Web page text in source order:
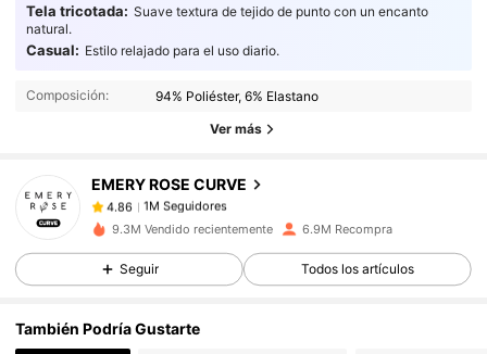
Tela tricotada: Suave textura de tejido de punto con un encanto
natural.
Casual: Estilo relajado para el uso diario.
Composición: 94% Poliéster, 6% Elastano
Ver más
EMERY ROSE CURVE
4.86 1M Seguidores
4.86
1M Seguidores
c***0 seguidoHace 1 horas
4.86
1M Seguidores
4.86 1M Seguidores
4.86 1M Seguidores
9.3M Vendido recientemente 6.9M Recompra
Seguir Todos los artículos
También Podría Gustarte